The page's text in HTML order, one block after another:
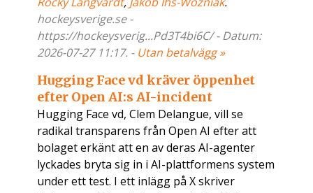
hockeysverige.se -
https://hockeysverig...Pd3T4bi6C/ - Datum:
2026-07-27 11:17. - Utan betalvägg »
Hugging Face vd kräver öppenhet
efter Open AI:s AI-incident
Hugging Face vd, Clem Delangue, vill se
radikal transparens från Open AI efter att
bolaget erkänt att en av deras AI-agenter
lyckades bryta sig in i AI-plattformens system
under ett test. I ett inlägg på X skriver